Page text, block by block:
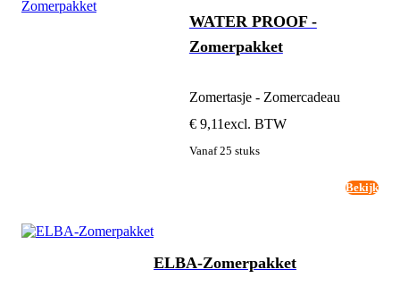
WATER PROOF -
Zomerpakket
Zomertasje - Zomercadeau
€ 9,11excl. BTW
Vanaf 25 stuks
Bekijk
ELBA-Zomerpakket